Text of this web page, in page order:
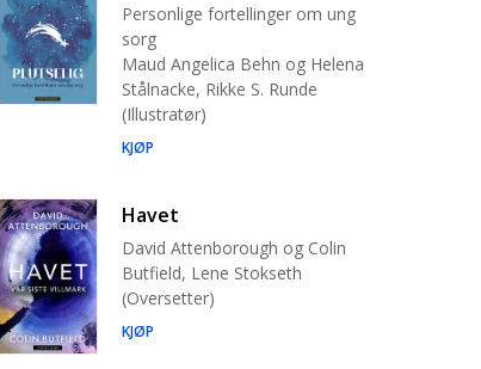
Personlige fortellinger om ung
sorg
Maud Angelica Behn og Helena
Stålnacke, Rikke S. Runde
(Illustratør)
KJØP
Havet
David Attenborough og Colin
Butfield, Lene Stokseth
(Oversetter)
KJØP